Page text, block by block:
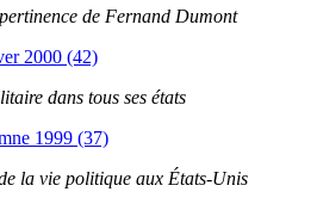
de Fernand Dumont
2000 (42)
dans tous ses états
1999 (37)
la vie politique aux États-Unis